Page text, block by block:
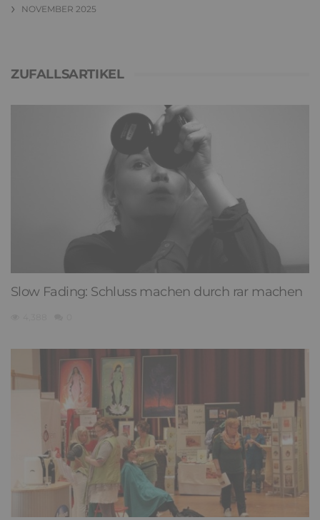
NOVEMBER 2025
ZUFALLSARTIKEL
Slow Fading: Schluss machen durch rar machen